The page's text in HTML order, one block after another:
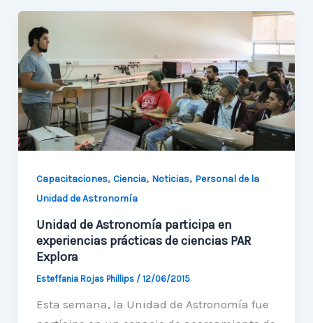
los
astros
con
los
astrónomos
de
UA
Capacitaciones, Ciencia, Noticias, Personal de la
Unidad de Astronomía
Unidad de Astronomía participa en
experiencias prácticas de ciencias PAR
Explora
Esteffania Rojas Phillips / 12/06/2015
Esta semana, la Unidad de Astronomía fue